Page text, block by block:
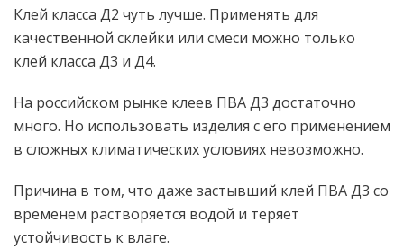
Клей класса Д2 чуть лучше. Применять для
качественной склейки или смеси можно только
клей класса Д3 и Д4.
На российском рынке клеев ПВА Д3 достаточно
много. Но использовать изделия с его применением
в сложных климатических условиях невозможно.
Причина в том, что даже застывший клей ПВА Д3 со
временем растворяется водой и теряет
устойчивость к влаге.